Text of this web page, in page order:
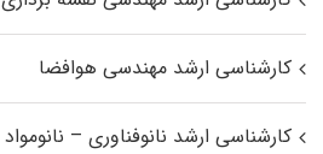
کارشناسی ارشد مهندسی هوافضا
کارشناسی ارشد نانوفناوری – نانومواد